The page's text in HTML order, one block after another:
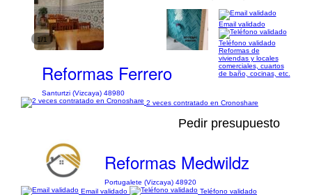
1/1
Reformas Ferrero
Santurtzi (Vizcaya) 48980
Email validado
Teléfono validado
Reformas de
viviendas y locales
comerciales, cuartos
de baño, cocinas, etc.
2 veces contratado en Cronoshare
Pedir presupuesto
Reformas Medwildz
Portugalete (Vizcaya) 48920
Email validado
Teléfono validado